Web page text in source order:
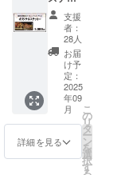
出張授業な
どを行って
おります。
今回豊田小
学校の子ど
もたちの想
いに感銘を
受け、多く
の方々に広
く伝えたい
何卒よ
ろしく
お願い
いたし
ます。
※御礼
メッ
セージ
メール
は3,000
円、
カー＞
「復興
祈願花
火フェ
ニック
ス」画
像のス
テッ
カーで
す。 絵
柄はリ
ターン
支援
者：
28人
お届
け予
定：
2025
年09
月
詳細を見る
こ
の
リ
タ
ー
ン
を
選
択
す